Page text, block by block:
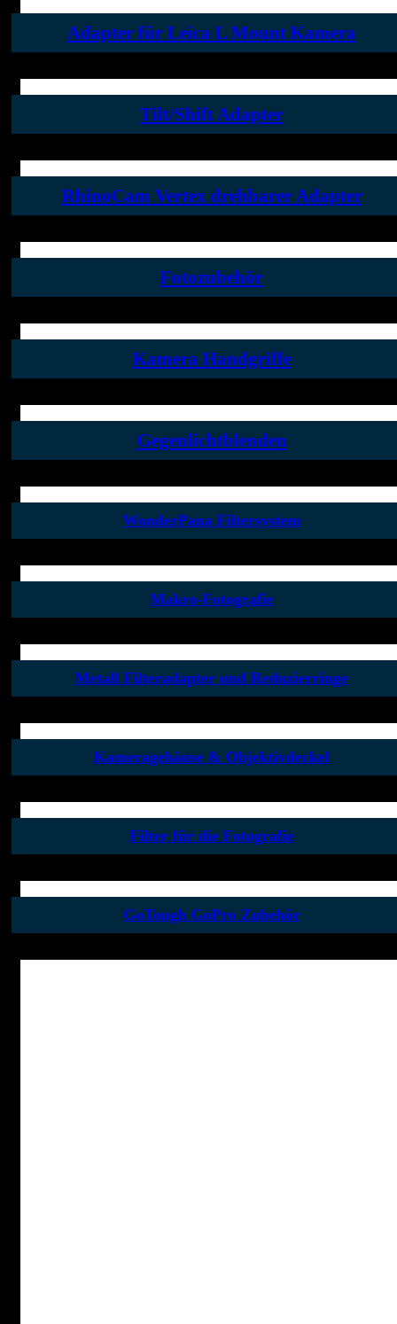
Adapter für Leica L Mount Kamera
Tilt/Shift Adapter
RhinoCam Vertex drehbarer Adapter
Fotozubehör
Kamera Handgriffe
Gegenlichtblenden
WonderPana Filtersystem
Makro-Fotografie
Metall Filteradapter und Reduzierringe
Kameragehäuse & Objektivdeckel
Filter für die Fotografie
GoTough GoPro Zubehör